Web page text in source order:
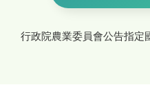
行政院農業委員會公告指定國立中